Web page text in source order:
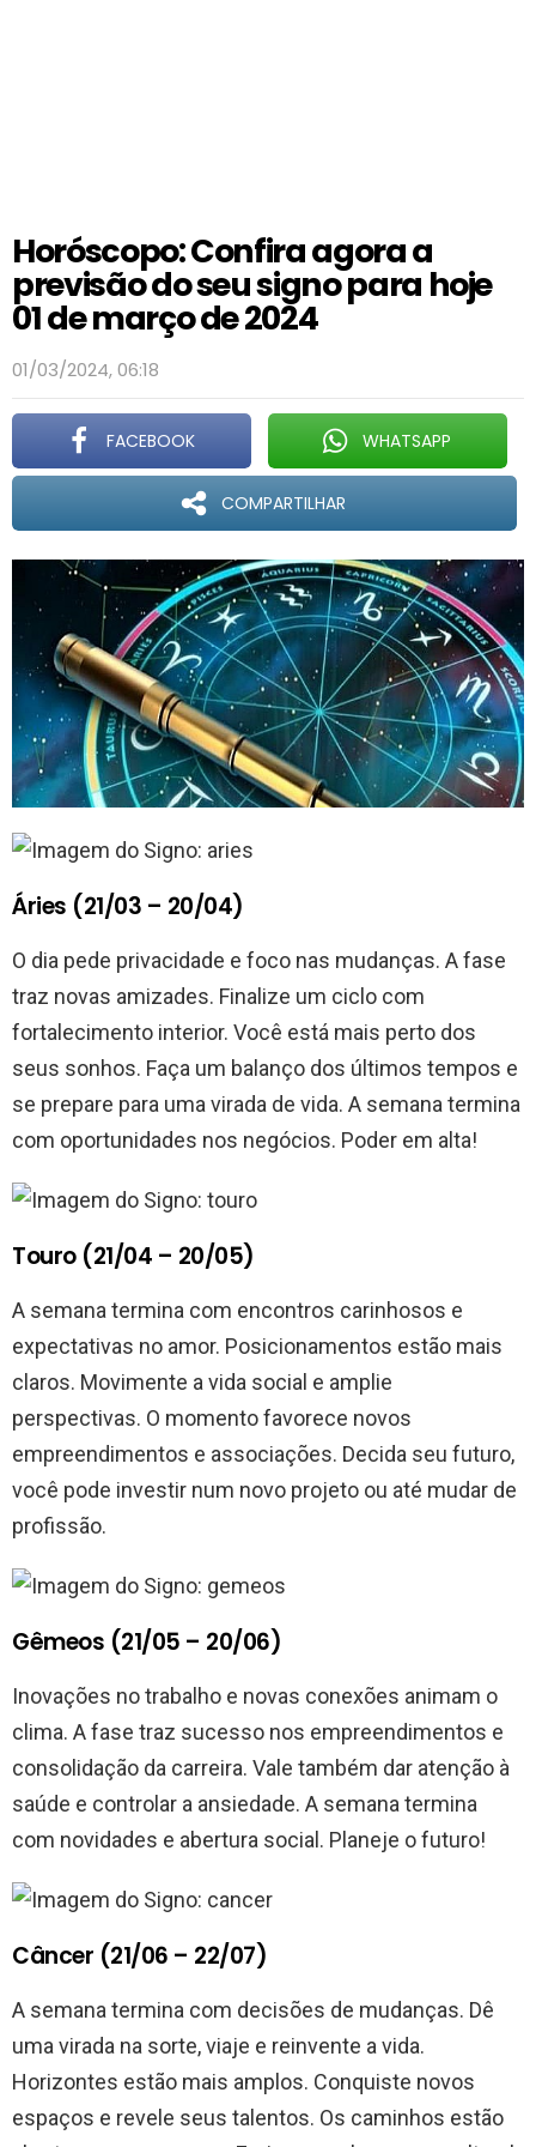
Horóscopo: Confira agora a
previsão do seu signo para hoje
01 de março de 2024
01/03/2024, 06:18
FACEBOOK WHATSAPP
COMPARTILHAR
Áries (21/03 – 20/04)
O dia pede privacidade e foco nas mudanças. A fase
traz novas amizades. Finalize um ciclo com
fortalecimento interior. Você está mais perto dos
seus sonhos. Faça um balanço dos últimos tempos e
se prepare para uma virada de vida. A semana termina
com oportunidades nos negócios. Poder em alta!
Touro (21/04 – 20/05)
A semana termina com encontros carinhosos e
expectativas no amor. Posicionamentos estão mais
claros. Movimente a vida social e amplie
perspectivas. O momento favorece novos
empreendimentos e associações. Decida seu futuro,
você pode investir num novo projeto ou até mudar de
profissão.
Gêmeos (21/05 – 20/06)
Inovações no trabalho e novas conexões animam o
clima. A fase traz sucesso nos empreendimentos e
consolidação da carreira. Vale também dar atenção à
saúde e controlar a ansiedade. A semana termina
com novidades e abertura social. Planeje o futuro!
Câncer (21/06 – 22/07)
A semana termina com decisões de mudanças. Dê
uma virada na sorte, viaje e reinvente a vida.
Horizontes estão mais amplos. Conquiste novos
espaços e revele seus talentos. Os caminhos estão